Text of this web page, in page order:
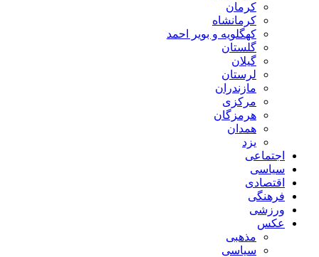
کرمان
کرمانشاه
کهگلویه و بویر احمد
گلستان
گیلان
لرستان
مازندران
مرکزی
هرمزگان
همدان
یزد
اجتماعی
سیاسی
اقتصادی
فرهنگی
ورزشی
عکس
مذهبی
سیاسی